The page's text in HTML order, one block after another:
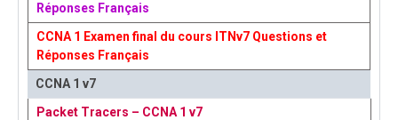
Réponses Français
CCNA 1 Examen final du cours ITNv7 Questions et
Réponses Français
CCNA 1 v7
Packet Tracers – CCNA 1 v7